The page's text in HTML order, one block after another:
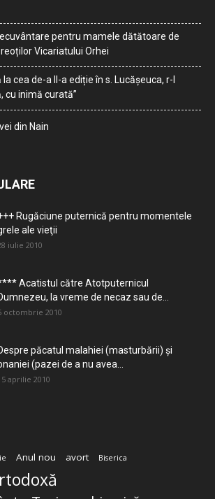
pentru mamele dătătoare de
Vicariatului Orhei
cea de-a II-a ediție în s. Lucășeuca, r-l
cu inimă curată”
din Nain
Rugăciune puternică pentru momentele
ale vieţii
iulie 2010
Acatistul către Atotputernicul
la vreme de necaz sau de...
octombrie 2010
păcatul malahiei (masturbării) şi
(pazei de a nu avea...
aprilie 2010
Anul nou avort Biserica